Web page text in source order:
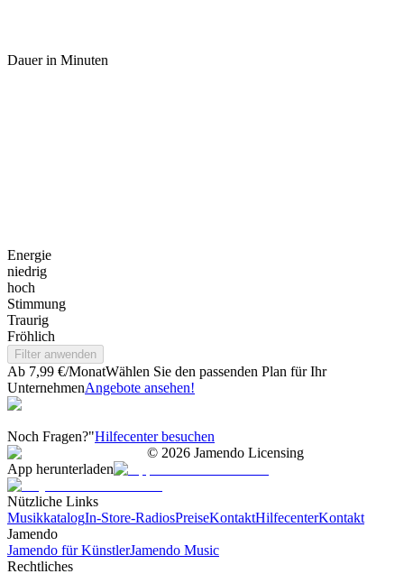
Dauer in Minuten
Energie
niedrig
hoch
Stimmung
Traurig
Fröhlich
Filter anwenden
Ab 7,99 €/MonatWählen Sie den passenden Plan für Ihr
UnternehmenAngebote ansehen!
Noch Fragen?"Hilfecenter besuchen
© 2026 Jamendo Licensing
App herunterladen
Nützliche Links
MusikkatalogIn-Store-RadiosPreiseKontaktHilfecenterKontakt
Jamendo
Jamendo für KünstlerJamendo Music
Rechtliches